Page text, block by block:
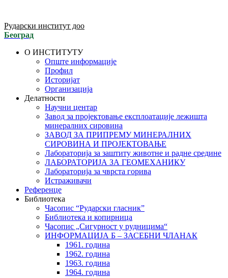
Рударски институт доо
Београд
О ИНСТИТУТУ
Опште информације
Профил
Историјат
Организација
Делатности
Научни центар
Завод за пројектовање експлоатације лежишта
минералних сировина
ЗАВОД ЗА ПРИПРЕМУ МИНЕРАЛНИХ
СИРОВИНА И ПРОЈЕКТОВАЊЕ
Лабораторија за заштиту животне и радне средине
ЛАБОРАТОРИЈА ЗА ГЕОМЕХАНИКУ
Лабораторија за чврста горива
Истраживачи
Референце
Библиотека
Часопис “Рударски гласник”
Библиотека и копирница
Часопис „Сигурност у рудницима“
ИНФОРМАЦИЈА Б – ЗАСЕБНИ ЧЛАНАК
1961. година
1962. година
1963. година
1964. година